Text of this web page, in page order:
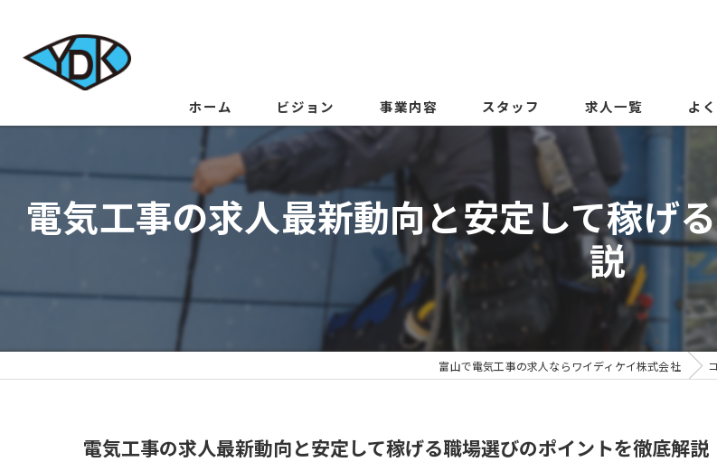
ホーム ビジョン 事業内容 スタッフ 求人一覧 よ
電気工事の求人最新動向と安定して稼げ
説
富山で電気工事の求人ならワイディケイ株式会社
電気工事の求人最新動向と安定して稼げる職場選びのポイントを徹底解説